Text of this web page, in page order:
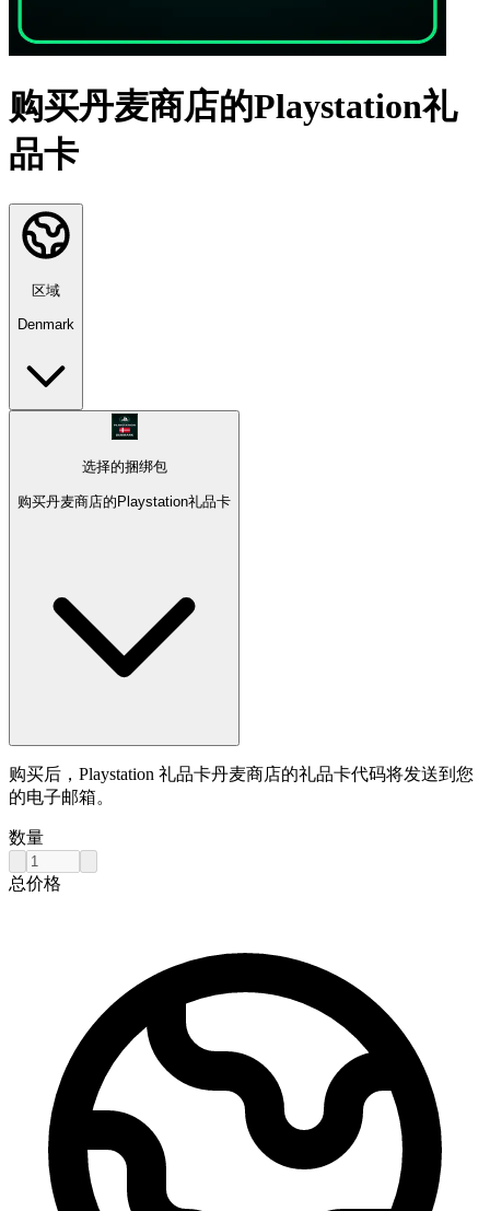
购买丹麦商店的Playstation礼
品卡
区域
Denmark
选择的捆绑包
购买丹麦商店的Playstation礼品卡
购买后，Playstation 礼品卡丹麦商店的礼品卡代码将发送到您
的电子邮箱。
数量
总价格